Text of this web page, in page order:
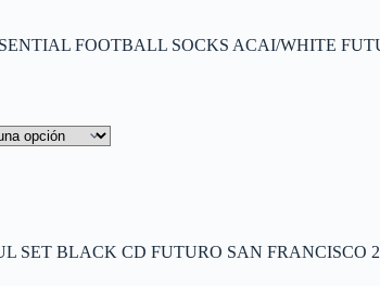
FOOTBALL SOCKS ACAI/WHITE
SET BLACK CD FUTURO SAN FRANCISCO